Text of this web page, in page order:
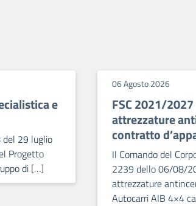
e
del 29 luglio
Progetto
di […]
06 Agosto 2026
FSC 2021/
attrezzature
contratto
Il Comando del
2239 dello 06/08/
attrezzature
Autocarri AIB 4×4